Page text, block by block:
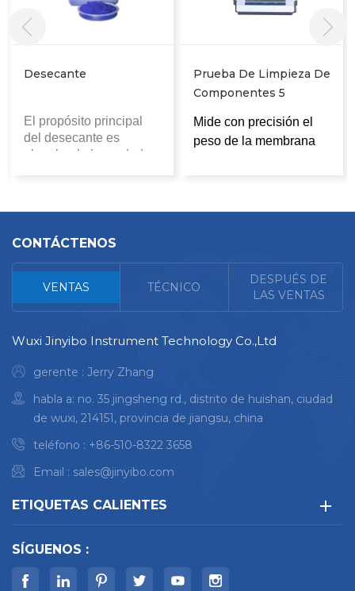
Desecante
El propósito principal
del desecante es
absorber la humedad en
evitando así que los
humedezcan, se
enmohezcan, se oxiden
o se deterioren.
Prueba De Limpieza De
Componentes 5
Equilibrio
Mide con precisión el
peso de la membrana
componentes.
CONTÁCTENOS
VENTAS TÉCNICO
<
DESPUÉS DE
LAS VENTAS
Wuxi Jinyibo Instrument Technology Co.,Ltd
gerente : Jerry Zhang
habla a: no. 35 jingsheng rd., distrito de huishan, ciudad
de wuxi, 214151, provincia de jiangsu, china
teléfono : +86-510-8322 3658
Email : sales@jinyibo.com
ETIQUETAS CALIENTES
SÍGUENOS :